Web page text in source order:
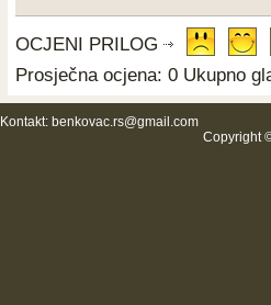
OCJENI PRILOG
Prosječna ocjena: 0 Ukupno
Kontakt: benkovac.rs@gmail.com
Copyright